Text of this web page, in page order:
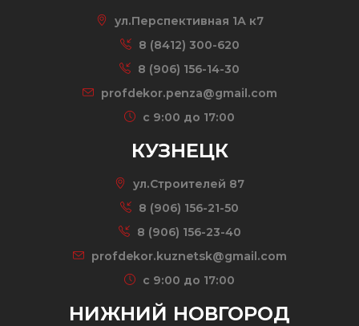
ул.Перспективная 1А к7
8 (8412) 300-620
8 (906) 156-14-30
profdekor.penza@gmail.com
c 9:00 до 17:00
КУЗНЕЦК
ул.Строителей 87
8 (906) 156-21-50
8 (906) 156-23-40
profdekor.kuznetsk@gmail.com
c 9:00 до 17:00
НИЖНИЙ НОВГОРОД